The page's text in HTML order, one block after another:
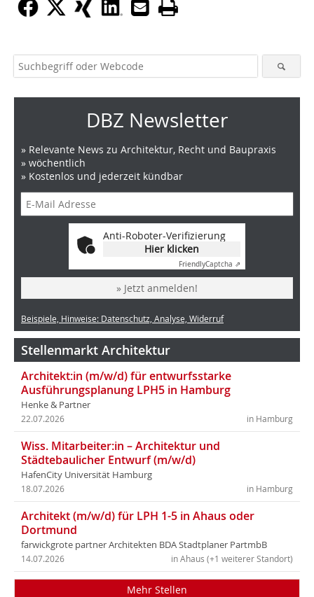
DBZ Newsletter
» Relevante News zu Architektur, Recht und Baupraxis
» wöchentlich
» Kostenlos und jederzeit kündbar
Anti-Roboter-Verifizierung
Hier klicken
FriendlyCaptcha ⇗
» Jetzt anmelden!
Beispiele, Hinweise: Datenschutz, Analyse, Widerruf
Stellenmarkt Architektur
Architekt:in (m/w/d) für entwurfsstarke
Ausführungsplanung LPH5 in Hamburg
Henke & Partner
in Hamburg
22.07.2026
Wiss. Mitarbeiter:in – Architektur und
Städtebaulicher Entwurf (m/w/d)
HafenCity Universität Hamburg
in Hamburg
18.07.2026
Architekt (m/w/d) für LPH 1-5 in Ahaus oder
Dortmund
farwickgrote partner Architekten BDA Stadtplaner PartmbB
in Ahaus (+1 weiterer Standort)
14.07.2026
Mehr Stellen